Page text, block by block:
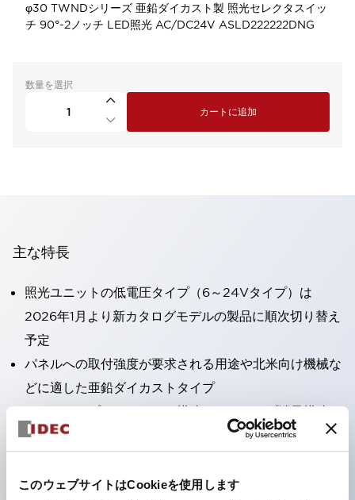
このウェブサイトはCookieを使用します
φ30 TWNDシリーズ 亜鉛ダイカスト製 照光セレクタスイッ
チ 90°-2ノッチ LED照光 AC/DC24V ASLD222222DNG
数量を選択
カートに追加
主な特長
照光ユニットの低電圧タイプ（6～24Vタイプ）は
2026年1月より新カタログモデルの製品に順次切り替え
予定
パネルへの取付強度が要求される用途や北米向け機械な
どに適した亜鉛ダイカストタイプ
フィンガープロテクション構造、ねじアップ端子構造、
保護構造IP20に対応したHW-U形コンタクトブロック
高電圧タイプのLED球が搭載可能になり、ダイレクト